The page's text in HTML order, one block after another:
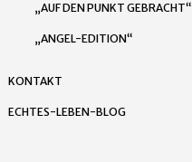
„AUF DEN PUNKT GEBRACHT“
„ANGEL-EDITION“
KONTAKT
ECHTES-LEBEN-BLOG